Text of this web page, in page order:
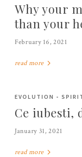
Why your
than your
February 16, 2021
read more
EVOLUTION -
Ce iubesti,
January 31, 2021
read more